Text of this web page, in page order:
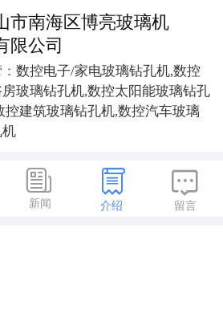
市南海区博亮玻璃机
限公司
数控电子/家电玻璃钻孔机,数控
玻璃钻孔机,数控太阳能玻璃钻孔
控建筑玻璃钻孔机,数控汽车玻璃

新闻

介绍

留言